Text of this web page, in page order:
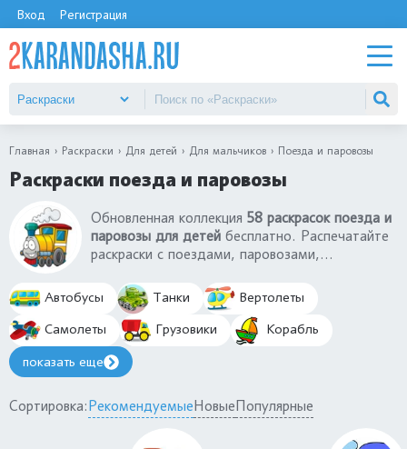
Вход Регистрация
Главная Раскраски Для детей Для мальчиков Поезда и паровозы
Раскраски поезда и паровозы
Обновленная коллекция 58 раскрасок поезда и
паровозы для детей бесплатно. Распечатайте
раскраски с поездами, паровозами,
дорожный транспорт очень нравятся
мальчикам, которые с удовольствием
раскрасят поезда, паровозы, вагоны,
локомотивы, электрички, метро и другой
транспорт. Настоящие и мультяшные раскраски
поезда и паровозы.
Автобусы Танки
Вертолеты
Самолеты
Грузовики
Корабль
показать еще
Сортировка:РекомендуемыеНовыеПопулярные